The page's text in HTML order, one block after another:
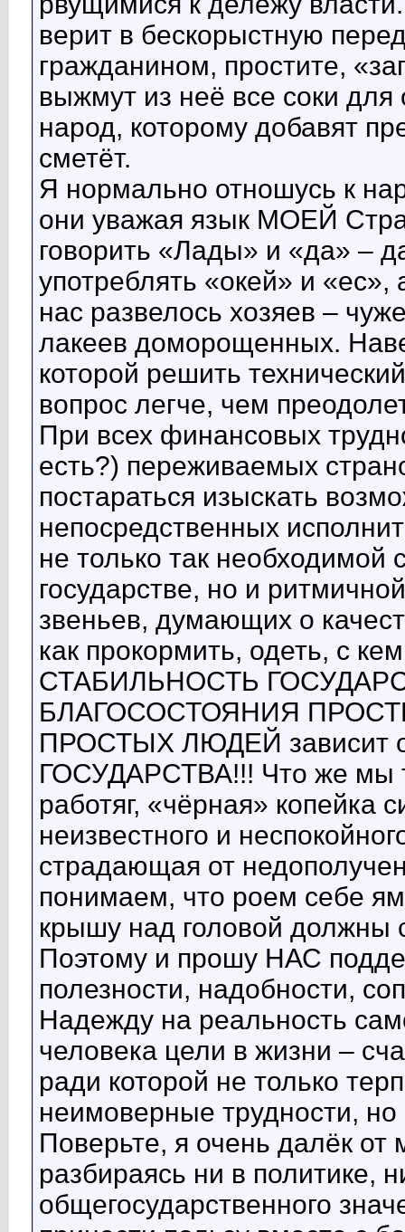
верит в бескорыстную
гражданином, простите,
выжмут из неё все соки
народ, которому добавят
сметёт.
Я нормально отношусь к
они уважая язык МОЕЙ
говорить «Лады» и «да» –
употреблять «окей» и
нас развелось хозяев –
лакеев доморощенных.
которой решить
вопрос легче, чем
При всех финансовых
есть?) переживаемых
постараться изыскать
непосредственных
не только так необходимой
государстве, но и
звеньев, думающих о
как прокормить, одеть, с
СТАБИЛЬНОСТЬ
БЛАГОСОСТОЯНИЯ
ПРОСТЫХ ЛЮДЕЙ зависит
ГОСУДАРСТВА!!! Что же мы
работяг, «чёрная» копейка
неизвестного и
страдающая от
понимаем, что роем себе
крышу над головой должны
Поэтому и прошу НАС
полезности, надобности,
Надежду на реальность
человека цели в жизни –
ради которой не только
неимоверные трудности,
Поверьте, я очень далёк
разбираясь ни в политике,
общегосударственного